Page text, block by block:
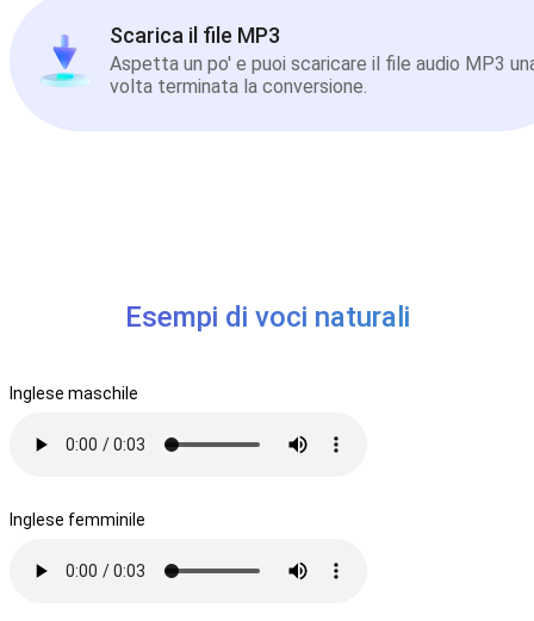
Scarica il file MP3
Aspetta un po' e puoi scaricare il file audio MP3
volta terminata la conversione.
Esempi di voci naturali
Inglese maschile
Inglese femminile